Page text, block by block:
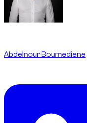
Abdelnour Boumediene